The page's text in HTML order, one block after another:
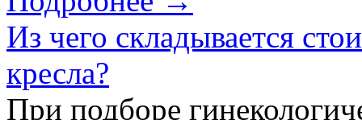
Из чего складывается
кресла?
При подборе